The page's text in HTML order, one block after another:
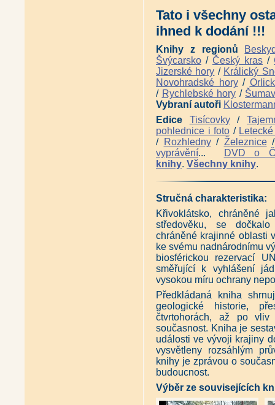
Českobudějovicko II. - Pravý
Českobudějovicko I. - Levý
Místopis Třeboňska - Okolím
Místopis Jindřichohradecka -
Místopis Novohradska (Pavel
Vltavotýnsko - Krajem dvou
Zázraky před jižní hranicí
Druhé putování za růží a lilií
Panská sídla jižních Čech -
Panská sídla západních Čech
Panská sídla západních
Tato i všechny
ihned k dodání !!!
Knihy z regionů
Švýcarsko / Český kras /
Jizerské hory / Králický
Novohradské hory/
/ Rychlebské hory /
Vybraní autoři
Edice Tisícovky/
pohlednice i foto /
/ Rozhledny/ Železnice
vyprávění...
DVD o
knihy. Všechny knihy.
Stručná charakteristika:
Křivoklátsko, chráněné
středověku, se
chráněné krajinné oblasti
ke svému nadnárodnímu
biosférickou rezervací
směřující k vyhlášení
vysokou míru ochrany
Předkládaná kniha
geologické historie,
čtvrtohorách, až po
současnost. Kniha je
události ve vývoji krajiny
vysvětleny rozsáhlým
knihy je zprávou o
budoucnost.
Výběr ze souvisejících